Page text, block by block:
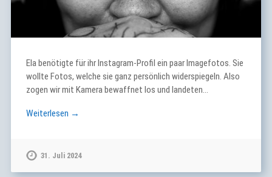
Ela benötigte für ihr Instagram-Profil ein paar Imagefotos. Sie
wollte Fotos, welche sie ganz persönlich widerspiegeln. Also
zogen wir mit Kamera bewaffnet los und landeten…
Weiterlesen →
31. Juli 2024